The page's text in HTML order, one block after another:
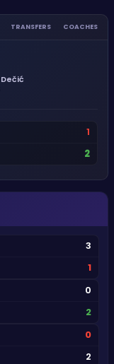
TRANSFERS COACHES
Dečić
1
2
3
1
0
2
0
2